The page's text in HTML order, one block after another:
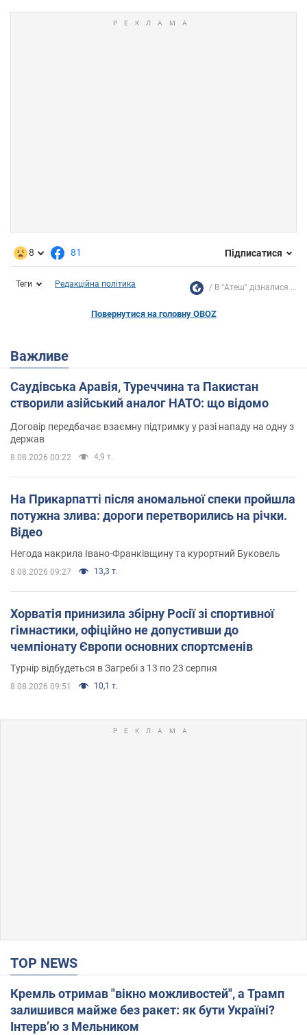
8 81 Підписатися
Теги Редакційна політика В "Атеш" дізналися ...
Повернутися на головну OBOZ
Важливе
Саудівська Аравія, Туреччина та Пакистан
створили азійський аналог НАТО: що відомо
Договір передбачає взаємну підтримку у разі нападу на одну з
держав
8.08.2026 00:22 4,9 т.
На Прикарпатті після аномальної спеки пройшла
потужна злива: дороги перетворились на річки.
Відео
Негода накрила Івано-Франківщину та курортний Буковель
8.08.2026 09:27 13,3 т.
Хорватія принизила збірну Росії зі спортивної
гімнастики, офіційно не допустивши до
чемпіонату Європи основних спортсменів
Турнір відбудеться в Загребі з 13 по 23 серпня
8.08.2026 09:51 10,1 т.
TOP NEWS
Кремль отримав "вікно можливостей", а Трамп
залишився майже без ракет: як бути Україні?
Інтерв’ю з Мельником